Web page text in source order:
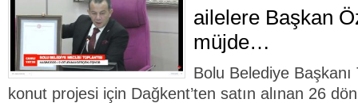
ailelere Başkan
müjde…
Bolu Belediye
konut projesi için Dağkent’ten satın alınan 26